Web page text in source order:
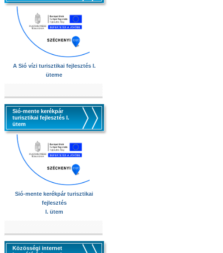
A Sió vízi turisztikai fejlesztés I.
üteme
Sió-mente kerékpár
turisztikai fejlesztés I.
ütem
Sió-mente kerékpár turisztikai
fejlesztés
I. ütem
Közösségi internet